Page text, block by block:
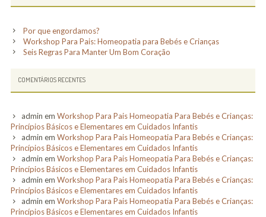
Por que engordamos?
Workshop Para Pais: Homeopatia para Bebés e Crianças
Seis Regras Para Manter Um Bom Coração
COMENTÁRIOS RECENTES
admin em Workshop Para Pais Homeopatia Para Bebés e Crianças:
Princípios Básicos e Elementares em Cuidados Infantis
admin em Workshop Para Pais Homeopatia Para Bebés e Crianças:
Princípios Básicos e Elementares em Cuidados Infantis
admin em Workshop Para Pais Homeopatia Para Bebés e Crianças:
Princípios Básicos e Elementares em Cuidados Infantis
admin em Workshop Para Pais Homeopatia Para Bebés e Crianças:
Princípios Básicos e Elementares em Cuidados Infantis
admin em Workshop Para Pais Homeopatia Para Bebés e Crianças:
Princípios Básicos e Elementares em Cuidados Infantis